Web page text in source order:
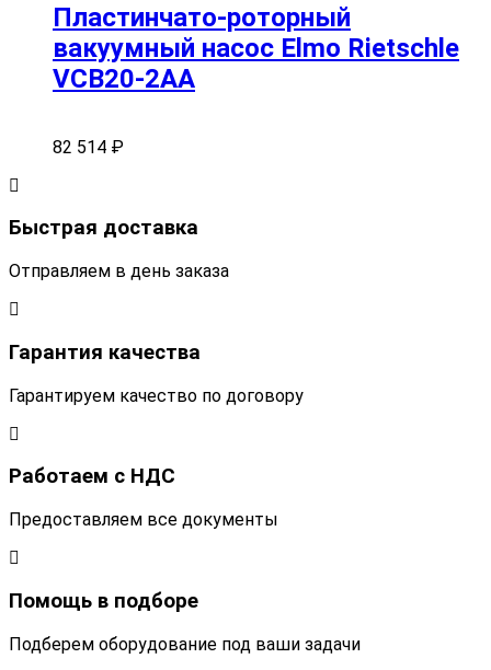
Пластинчато-роторный
вакуумный насос Elmo Rietschle
VCB20-2AA
82 514 ₽
Быстрая доставка
Отправляем в день заказа
Гарантия качества
Гарантируем качество по договору
Работаем с НДС
Предоставляем все документы
Помощь в подборе
Подберем оборудование под ваши задачи